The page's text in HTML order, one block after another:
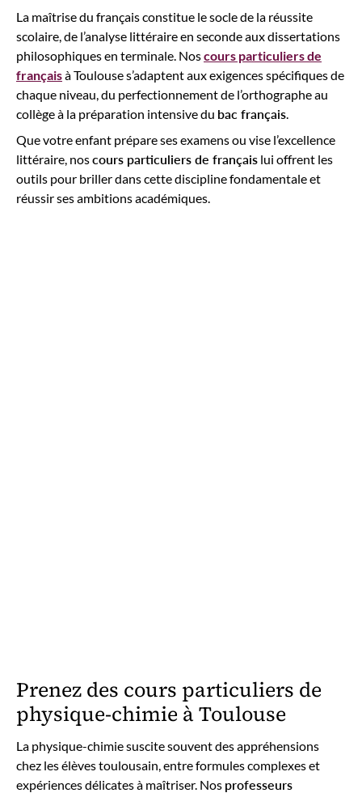
La maîtrise du français constitue le socle de la réussite
scolaire, de l’analyse littéraire en seconde aux dissertations
philosophiques en terminale. Noscours particuliers de
françaisà Toulouse s’adaptent aux exigences spécifiques de
chaque niveau, du perfectionnement de l’orthographe au
collège à la préparation intensive du bac français.
Que votre enfant prépare ses examens ou vise l’excellence
littéraire, noscours particuliers de français lui offrent les
outils pour briller dans cette discipline fondamentale et
réussir ses ambitions académiques.
Prenez des cours particuliers de
physique-chimie à Toulouse
La physique-chimie suscite souvent des appréhensions
chez les élèves toulousain, entre formules complexes et
expériences délicates à maîtriser. Nos professeurs